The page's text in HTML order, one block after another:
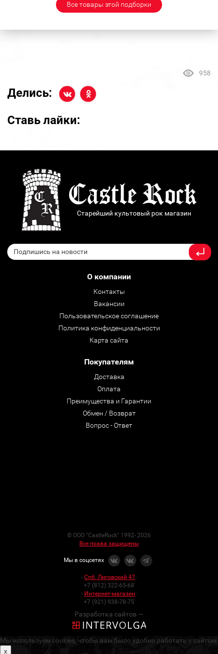
Все товары этой подборки
958
Делись:
Ставь лайки:
Старейший культовый рок магазин
О компании
Контакты
Вакансии
Пользовательское соглашение
Политика конфиденциальности
Карта сайта
Покупателям
Доставка
Оплата
Преимущества и Гарантии
Обмен / Возврат
Вопрос - Ответ
© ООО "CastleRock" 1992- 2026
Все права защищены
Мы в соцсетях
- Спб. Лиговский 47:
+7 (812) 322-65-68
- Интернет-магазин:
+7 (921) 938-78-75
Разработка сайтов —
Мы используем cookies, чтобы вам было удобно работать с сайтом
x